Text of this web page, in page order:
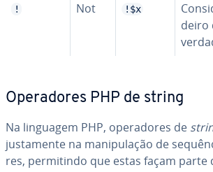
! Not !$x
deiro
Ope­ra­do­res PHP de string
Na linguagem PHP, ope­ra­do­res de
jus­ta­mente na ma­ni­pu­la­ção de
res, per­mi­tindo que estas façam parte